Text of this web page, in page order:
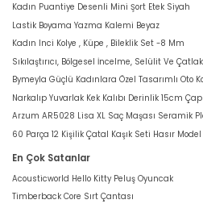
Kadın Puantiye Desenli Mini Şort Etek Siyah
Lastik Boyama Yazma Kalemi Beyaz
Kadın Inci Kolye , Küpe , Bileklik Set -8 Mm
Sıkılaştırıcı, Bölgesel İncelme, Selülit Ve
Bymeyla Güçlü Kadınlara Özel Tasarımlı Oto
Narkalıp Yuvarlak Kek Kalıbı Derinlik 15cm
Arzum AR5028 Lisa XL Saç Maşası Seramik
60 Parça 12 Kişilik Çatal Kaşık Seti Hasır Model
En Çok Satanlar
Acousticworld Hello Kitty Peluş Oyuncak
Timberback Core Sırt Çantası